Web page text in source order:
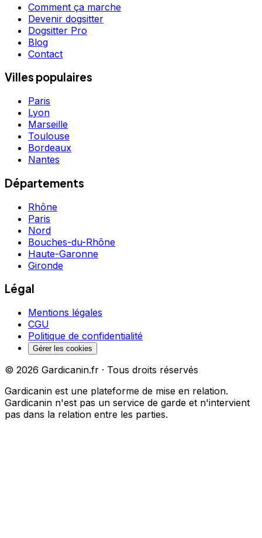
Comment ça marche
Devenir dogsitter
Dogsitter Pro
Blog
Contact
Villes populaires
Paris
Lyon
Marseille
Toulouse
Bordeaux
Nantes
Départements
Rhône
Paris
Nord
Bouches-du-Rhône
Haute-Garonne
Gironde
Légal
Mentions légales
CGU
Politique de confidentialité
Gérer les cookies
© 2026 Gardicanin.fr · Tous droits réservés
Gardicanin est une plateforme de mise en relation.
Gardicanin n'est pas un service de garde et n'intervient
pas dans la relation entre les parties.